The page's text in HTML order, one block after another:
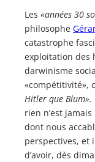
Les «années 30
philosophe
catastrophe
exploitation des
darwinisme
«compétitivité»,
Hitler que Blum».
rien n’est
dont nous
perspectives, et
d’avoir, dès